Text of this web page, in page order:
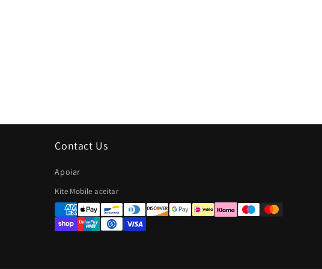
Contact Us
Apoiar
Kite Mobile aceitarMétodos
de
Pagamento